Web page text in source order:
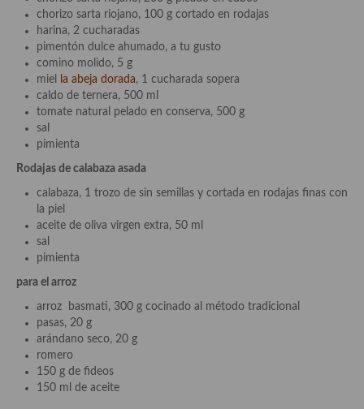
Cocina Azerí (Azerbaiyán)
Cocina de Egipto
Cocina de Tunez
Cocina Oriental
Cocina Tailandesa
Cocina Japonesa
Cocina Vietnamita
Cocina camboyana
Cocina HIndú
Cocina China
Cocina del Pacifico
chorizo sarta riojano, 100 g cortado en rodajas
harina, 2 cucharadas
pimentón dulce ahumado, a tu gusto
comino molido, 5 g
miel
la abeja dorada, 1 cucharada sopera
caldo de ternera, 500 ml
tomate natural pelado en conserva, 500 g
sal
pimienta
Rodajas de calabaza asada
calabaza, 1 trozo de sin semillas y cortada en rodajas finas con
la piel
aceite de oliva virgen extra, 50 ml
sal
pimienta
para el arroz
arroz basmati, 300 g cocinado al método tradicional
pasas, 20 g
arándano seco, 20 g
romero
150 g de fideos
150 ml de aceite